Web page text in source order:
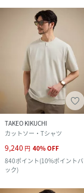
TAKEO KIKUCHI
カットソー・Tシャツ
9,240 円 40%OFF
840ポイント(10%ポイントバ
ック)